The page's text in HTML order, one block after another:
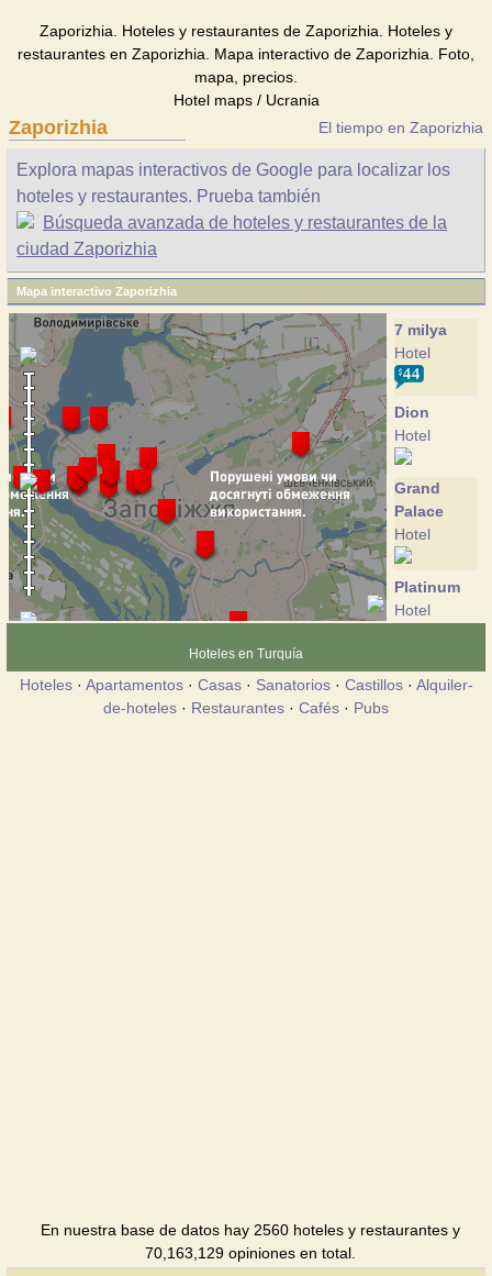
Zaporizhia. Hoteles y restaurantes de Zaporizhia. Hoteles y
restaurantes en Zaporizhia. Mapa interactivo de Zaporizhia. Foto,
mapa, precios.
Hotel maps / Ucrania
Zaporizhia El tiempo en Zaporizhia
Explora mapas interactivos de Google para localizar los
hoteles y restaurantes. Prueba también
Búsqueda avanzada de hoteles y restaurantes de la
ciudad Zaporizhia
Mapa interactivo Zaporizhia
7 milya
Hotel
Dion
Hotel
Grand
Palace
Hotel
Platinum
Hotel
Zaporozhye
Clear
Hoteles en Turquía
Hoteles· Apartamentos· Casas· Sanatorios· Castillos· Alquiler-
de-hoteles · Restaurantes · Cafés · Pubs
En nuestra base de datos hay 2560 hoteles y restaurantes y
70,163,129 opiniones en total.